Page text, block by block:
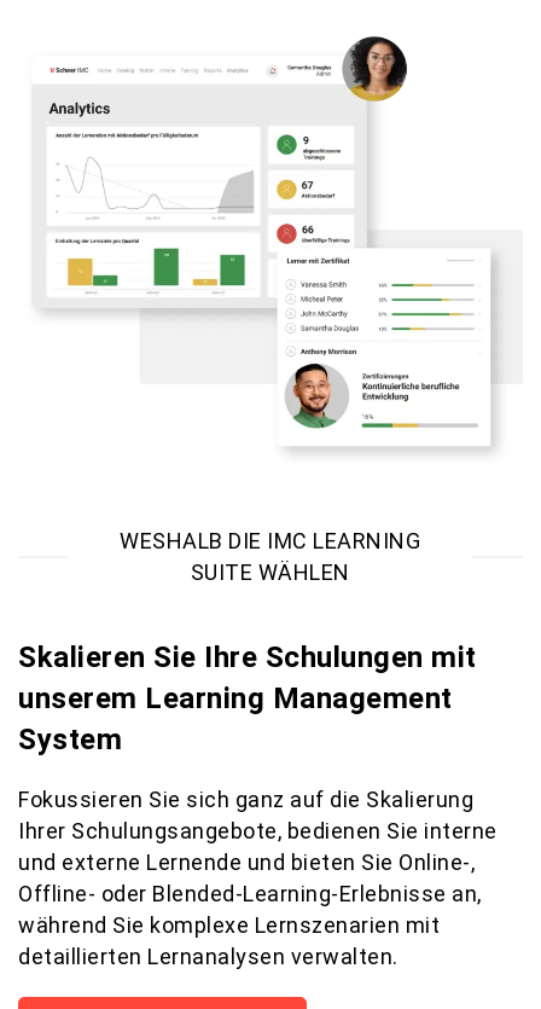
WESHALB DIE IMC LEARNING
SUITE WÄHLEN
Skalieren Sie Ihre Schulungen mit
unserem Learning Management
System
Fokussieren Sie sich ganz auf die Skalierung
Ihrer Schulungsangebote, bedienen Sie interne
und externe Lernende und bieten Sie Online-,
Offline- oder Blended-Learning-Erlebnisse an,
während Sie komplexe Lernszenarien mit
detaillierten Lernanalysen verwalten.